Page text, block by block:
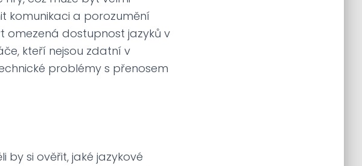
komunikaci a porozumění
omezená dostupnost jazyků v
kteří nejsou zdatní v
problémy s přenosem
by si ověřit, jaké jazykové